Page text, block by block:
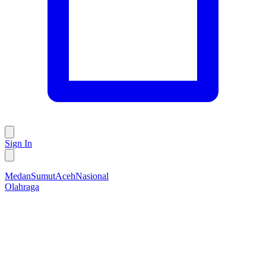
Sign In
MedanSumutAcehNasional
Olahraga